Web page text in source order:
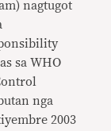
nagtugot
sa WHO
nga
2003